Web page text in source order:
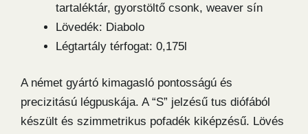
tartaléktár, gyorstöltő csonk, weaver sín
Lövedék: Diabolo
Légtartály térfogat: 0,175l
A német gyártó kimagasló pontosságú és
precizitású légpuskája. A “S” jelzésű tus diófából
készült és szimmetrikus pofadék kiképzésű. Lövés